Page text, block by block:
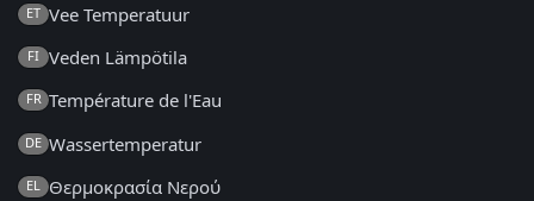
ET Vee Temperatuur
FI Veden Lämpötila
FR Température de l'Eau
DE Wassertemperatur
EL Θερμοκρασία Νερού